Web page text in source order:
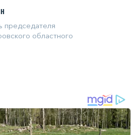
председателя
областного